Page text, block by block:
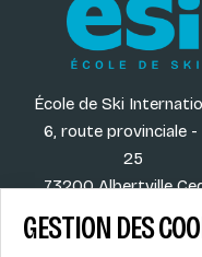
École de Ski
6, route provinciale -
25
73200 Albertville
France
GESTION DES